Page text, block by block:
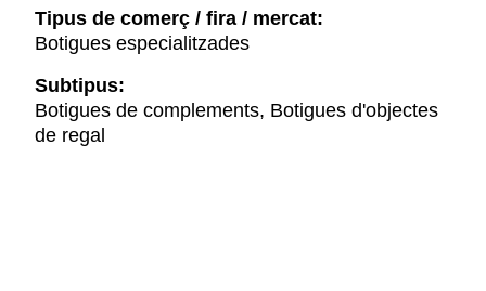
Tipus de comerç / fira / mercat:
Botigues especialitzades
Subtipus:
Botigues de complements, Botigues d'objectes
de regal